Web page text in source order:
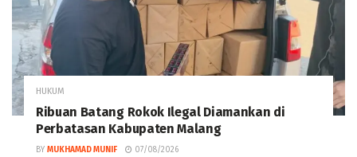
HUKUM
Ribuan Batang Rokok Ilegal Diamankan di
Perbatasan Kabupaten Malang
BY MUKHAMAD MUNIF 07/08/2026